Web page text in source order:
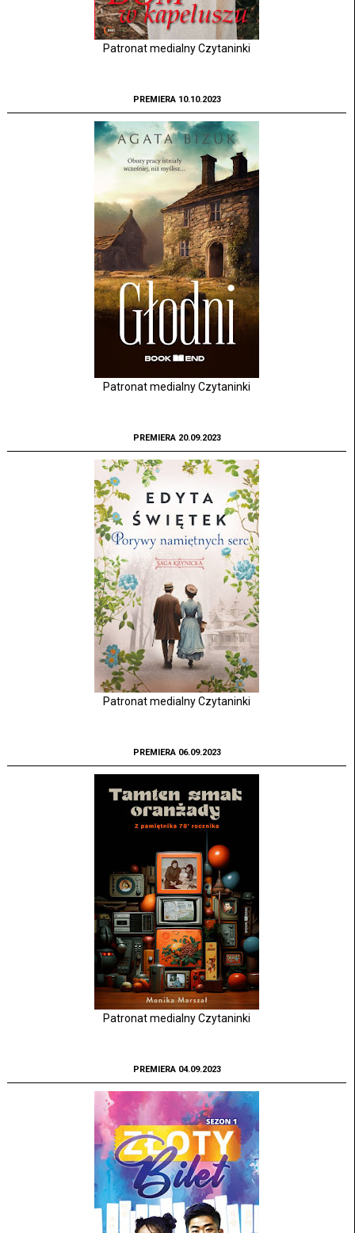
Patronat medialny Czytaninki
PREMIERA 10.10.2023
Patronat medialny Czytaninki
PREMIERA 20.09.2023
Patronat medialny Czytaninki
PREMIERA 06.09.2023
Patronat medialny Czytaninki
PREMIERA 04.09.2023